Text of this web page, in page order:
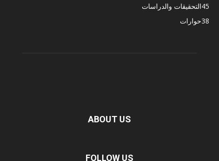
التحقيقات والدراسات45
حوارات38
ABOUT US
FOLLOW US